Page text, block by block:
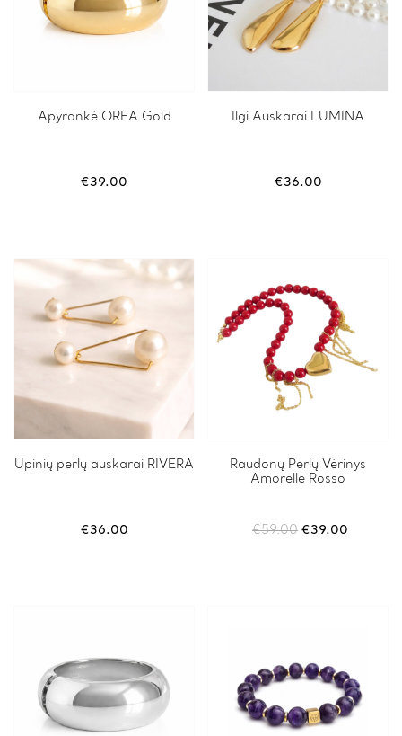
Apyrankė OREA Gold
€39.00
Ilgi Auskarai LUMINA
€36.00
Upinių perlų auskarai RIVERA
€36.00
Raudonų Perlų Vėrinys
Amorelle Rosso
€59.00 Original
€39.00